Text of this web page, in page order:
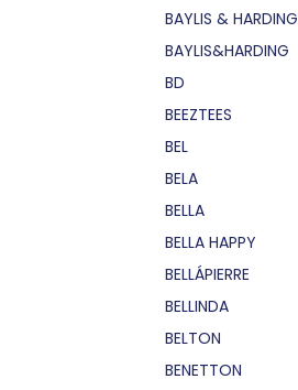
BAYLIS & HARDING
BAYLIS&HARDING
BD
BEEZTEES
BEL
BELA
BELLA
BELLA HAPPY
BELLÁPIERRE
BELLINDA
BELTON
BENETTON